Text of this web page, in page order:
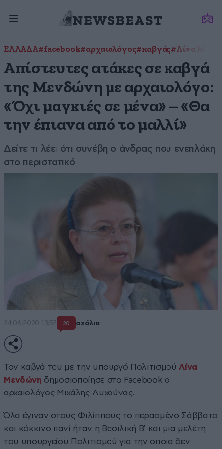
ΕΛΛΑΔΑ#facebook#αρχαιολόγος#καβγάς#Λίνα
Απίστευτες ατάκες σε καβγά
της Μενδώνη με αρχαιολόγο:
«Όχι μαγκιές σε μένα» – «Θα
την έπιανα από το μαλλί»
Δείτε τι λέει ότι συνέβη ο άνδρας που ενεπλάκη
στο περιστατικό
24·06·2020 13:55 20 σχόλια
Τον καβγά του με την υπουργό Πολιτισμού Λίνα
Μενδώνη δημοσιοποίησε στο Facebook ο
αρχαιολόγος Μιχάλης Λυχούνας.
Όλα έγιναν στους Φιλίππους το περασμένο Σάββατο
και κόκκινο πανί ήταν η Βασιλική Β’ και μια μελέτη
του υπουργείου Πολιτισμού για την οποία δεν